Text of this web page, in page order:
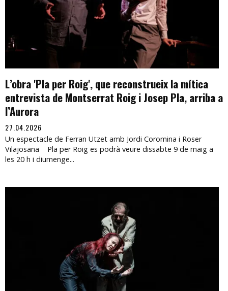
L’obra 'Pla per Roig', que reconstrueix la mítica
entrevista de Montserrat Roig i Josep Pla, arriba a
l’Aurora
27.04.2026
Un espectacle de Ferran Utzet amb Jordi Coromina i Roser
Vilajosana Pla per Roig es podrà veure dissabte 9 de maig a
les 20 h i diumenge...